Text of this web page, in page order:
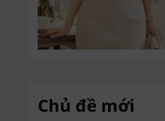
Chủ đề mới